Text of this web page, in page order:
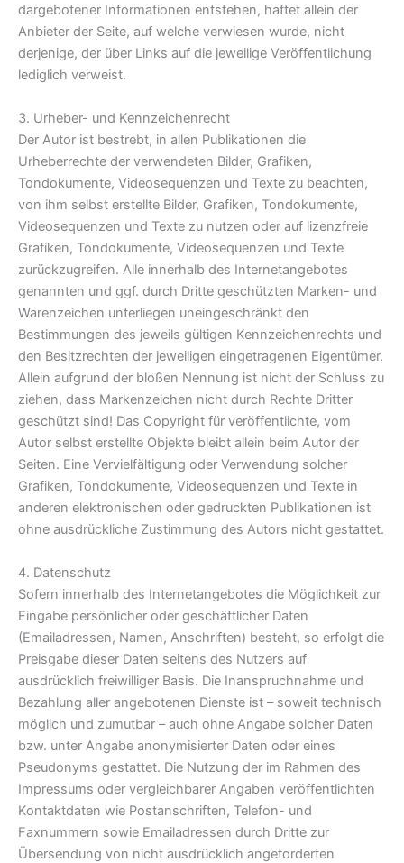
dargebotener Informationen entstehen, haftet allein der
Anbieter der Seite, auf welche verwiesen wurde, nicht
derjenige, der über Links auf die jeweilige Veröffentlichung
lediglich verweist.
3. Urheber- und Kennzeichenrecht
Der Autor ist bestrebt, in allen Publikationen die
Urheberrechte der verwendeten Bilder, Grafiken,
Tondokumente, Videosequenzen und Texte zu beachten,
von ihm selbst erstellte Bilder, Grafiken, Tondokumente,
Videosequenzen und Texte zu nutzen oder auf lizenzfreie
Grafiken, Tondokumente, Videosequenzen und Texte
zurückzugreifen. Alle innerhalb des Internetangebotes
genannten und ggf. durch Dritte geschützten Marken- und
Warenzeichen unterliegen uneingeschränkt den
Bestimmungen des jeweils gültigen Kennzeichenrechts und
den Besitzrechten der jeweiligen eingetragenen Eigentümer.
Allein aufgrund der bloßen Nennung ist nicht der Schluss zu
ziehen, dass Markenzeichen nicht durch Rechte Dritter
geschützt sind! Das Copyright für veröffentlichte, vom
Autor selbst erstellte Objekte bleibt allein beim Autor der
Seiten. Eine Vervielfältigung oder Verwendung solcher
Grafiken, Tondokumente, Videosequenzen und Texte in
anderen elektronischen oder gedruckten Publikationen ist
ohne ausdrückliche Zustimmung des Autors nicht gestattet.
4. Datenschutz
Sofern innerhalb des Internetangebotes die Möglichkeit zur
Eingabe persönlicher oder geschäftlicher Daten
(Emailadressen, Namen, Anschriften) besteht, so erfolgt die
Preisgabe dieser Daten seitens des Nutzers auf
ausdrücklich freiwilliger Basis. Die Inanspruchnahme und
Bezahlung aller angebotenen Dienste ist – soweit technisch
möglich und zumutbar – auch ohne Angabe solcher Daten
bzw. unter Angabe anonymisierter Daten oder eines
Pseudonyms gestattet. Die Nutzung der im Rahmen des
Impressums oder vergleichbarer Angaben veröffentlichten
Kontaktdaten wie Postanschriften, Telefon- und
Faxnummern sowie Emailadressen durch Dritte zur
Übersendung von nicht ausdrücklich angeforderten